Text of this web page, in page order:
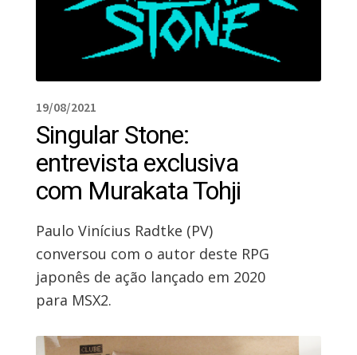
19/08/2021
Singular Stone:
entrevista exclusiva
com Murakata Tohji
Paulo Vinícius Radtke (PV)
conversou com o autor deste RPG
japonês de ação lançado em 2020
para MSX2.